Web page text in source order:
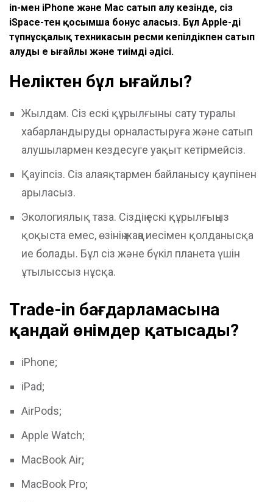
in-мен iPhone және Mac сатып алу кезінде, сіз
iSpace-тен қосымша бонус аласыз. Бұл Apple-дің
түпнұсқалық техникасын ресми кепілдікпен сатып
алудың ең ыңғайлы және тиімді әдісі.
Неліктен бұл ыңғайлы?
Жылдам. Сіз ескі құрылғыны сату туралы
хабарландыруды орналастыруға және сатып
алушылармен кездесуге уақыт кетірмейсіз.
Қауіпсіз. Сіз алаяқтармен байланысу қаупінен
арыласыз.
Экологиялық таза. Сіздің ескі құрылғыңыз
қоқыста емес, өзінің жаңа иесімен қолданысқа
ие болады. Бұл сіз және бүкіл планета үшін
ұтылыссыз нұсқа.
Trade-in бағдарламасына
қандай өнімдер қатысады?
iPhone;
iPad;
AirPods;
Apple Watch;
MacBook Air;
MacBook Pro;